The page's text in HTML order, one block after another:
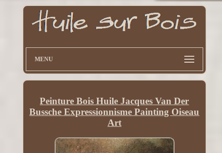
MENU
Peinture Bois Huile Jacques Van Der
Bussche Expressionnisme Painting Oiseau
Art